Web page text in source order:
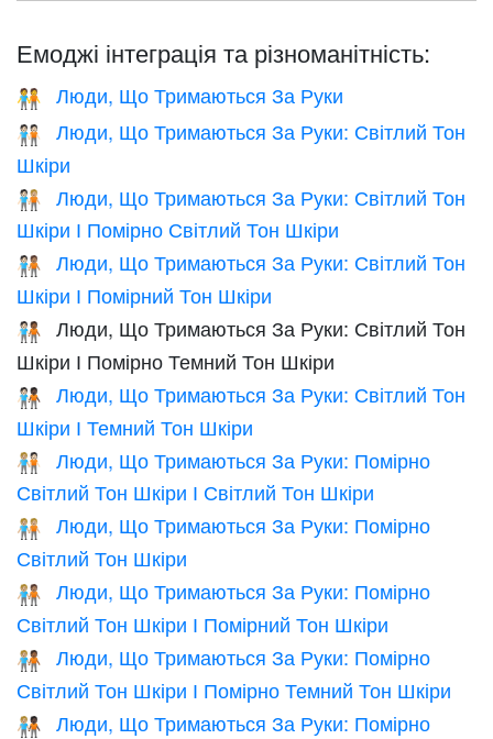
Емоджі інтеграція та різноманітність:
🧑‍🤝‍🧑 Люди, Що Тримаються За Руки
🧑🏻‍🤝‍🧑🏻
Люди, Що Тримаються За Руки: Світлий Тон
Шкіри
🧑🏻‍🤝‍🧑🏼
Люди, Що Тримаються За Руки: Світлий Тон
Шкіри І Помірно Світлий Тон Шкіри
🧑🏻‍🤝‍🧑🏽
Люди, Що Тримаються За Руки: Світлий Тон
Шкіри І Помірний Тон Шкіри
🧑🏻‍🤝‍🧑🏾
Люди, Що Тримаються За Руки: Світлий Тон
Шкіри І Помірно Темний Тон Шкіри
🧑🏻‍🤝‍🧑🏿
Люди, Що Тримаються За Руки: Світлий Тон
Шкіри І Темний Тон Шкіри
🧑🏼‍🤝‍🧑🏻
Люди, Що Тримаються За Руки: Помірно
Світлий Тон Шкіри І Світлий Тон Шкіри
🧑🏼‍🤝‍🧑🏼
Люди, Що Тримаються За Руки: Помірно
Світлий Тон Шкіри
🧑🏼‍🤝‍🧑🏽
Люди, Що Тримаються За Руки: Помірно
Світлий Тон Шкіри І Помірний Тон Шкіри
🧑🏼‍🤝‍🧑🏾
Люди, Що Тримаються За Руки: Помірно
Світлий Тон Шкіри І Помірно Темний Тон Шкіри
🧑🏼‍🤝‍🧑🏿 Люди, Що Тримаються За Руки: Помірно